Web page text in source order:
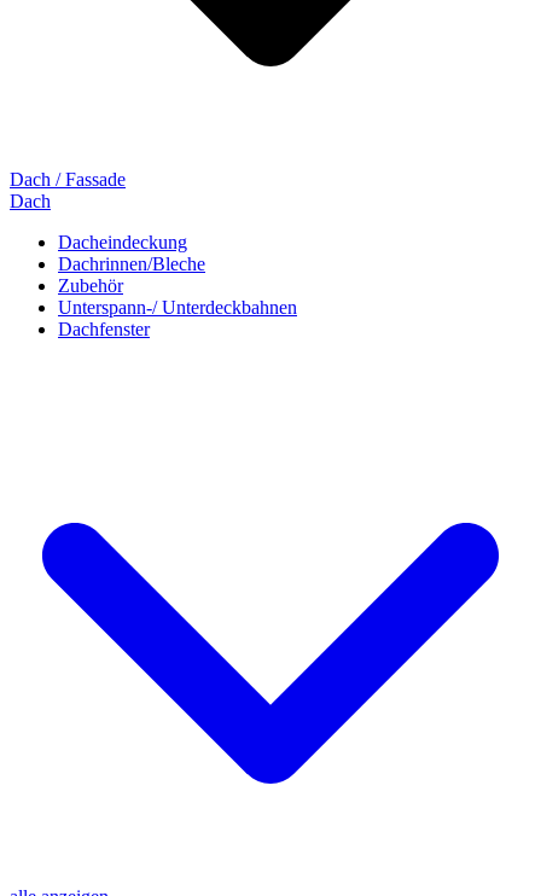
Dach / Fassade
Dach
Dacheindeckung
Dachrinnen/Bleche
Zubehör
Unterspann-/ Unterdeckbahnen
Dachfenster